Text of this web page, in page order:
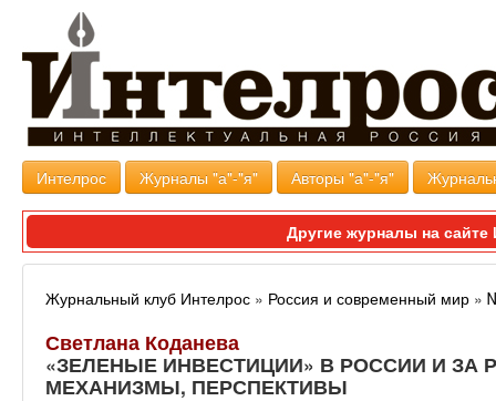
Интелрос Журналы "а"-"я" Авторы "а"-"я"
Другие журналы на
Журнальный клуб Интелрос » Россия и современный мир »
Светлана Коданева
«ЗЕЛЕНЫЕ ИНВЕСТИЦИИ» В РОССИИ И
МЕХАНИЗМЫ, ПЕРСПЕКТИВЫ